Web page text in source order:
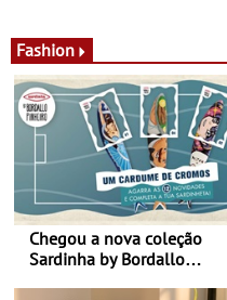
Fashion
Chegou a nova coleção
Sardinha by Bordallo